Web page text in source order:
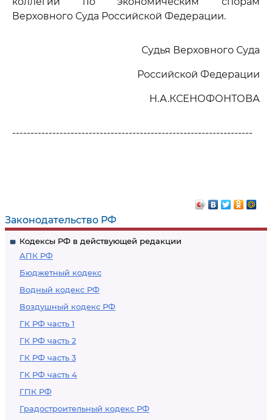
Законодательство РФ
Кодексы РФ в действующей редакции
АПК РФ
Бюджетный кодекс
Водный кодекс РФ
Воздушный кодекс РФ
ГК РФ часть 1
ГК РФ часть 2
ГК РФ часть 3
ГК РФ часть 4
ГПК РФ
Градостроительный кодекс РФ
Верховного Суда Российской Федерации.
Судья Верховного Суда
Российской Федерации
Н.А.КСЕНОФОНТОВА
------------------------------------------------------------------